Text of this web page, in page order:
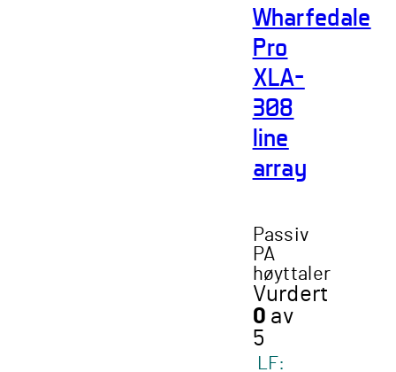
varianter.
Alternativene
kan
velges
på
produktsiden
Wharfedale
Pro
XLA-
308
line
array
Passiv
PA
høyttaler
Vurdert
0 av
5
LF: